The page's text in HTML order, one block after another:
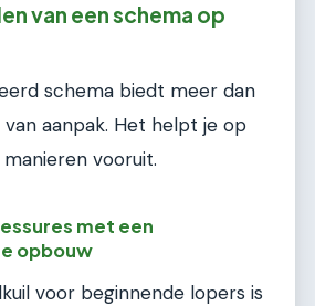
van een schema op
schema biedt meer dan
aanpak. Het helpt je op
vooruit.
met een
opbouw
voor beginnende lopers is